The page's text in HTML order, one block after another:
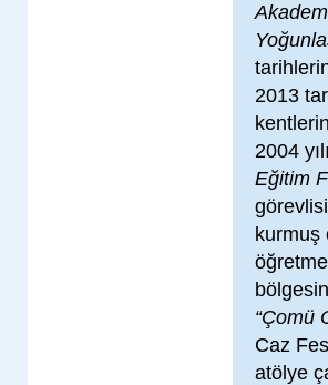
2013
2004
Eğitim
kurmuş
“Çomü
Caz
atölye